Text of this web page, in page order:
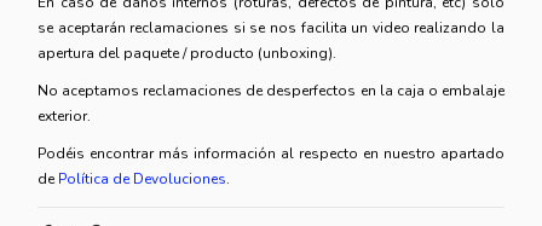
se aceptarán reclamaciones si se nos facilita un video realizando la
apertura del paquete / producto (unboxing).
No aceptamos reclamaciones de desperfectos en la caja o embalaje
exterior.
Podéis encontrar más información al respecto en nuestro apartado
dePolítica de Devoluciones.